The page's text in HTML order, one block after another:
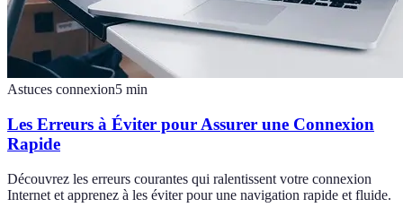
Astuces connexion5 min
Les Erreurs à Éviter pour Assurer une Connexion
Rapide
Découvrez les erreurs courantes qui ralentissent votre connexion
Internet et apprenez à les éviter pour une navigation rapide et fluide.